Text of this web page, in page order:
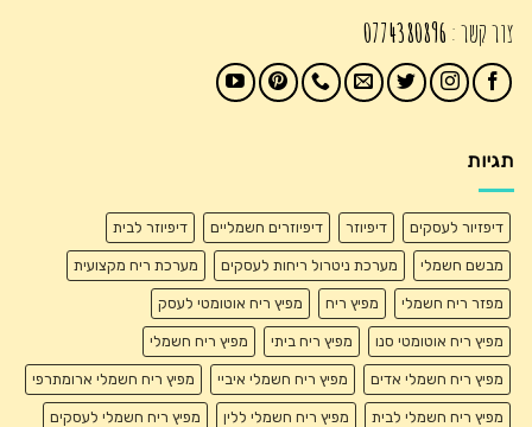
צור קשר : 0774380896
תגיות
דיפזיור לעסקים דיפיוזר דיפיוזרים חשמליים דיפיוזר לבית
מבשם חשמלי מערכת ניטרול ריחות לעסקים מערכת ריח מקצועית
מפזר ריח חשמלי מפיץ ריח מפיץ ריח אוטומטי לעסק
מפיץ ריח אוטומטי סנו מפיץ ריח ביתי מפיץ ריח חשמלי
מפיץ ריח חשמלי אדים מפיץ ריח חשמלי איביי מפיץ ריח חשמלי ארומתרפי
מפיץ ריח חשמלי לבית מפיץ ריח חשמלי ללין מפיץ ריח חשמלי לעסקים